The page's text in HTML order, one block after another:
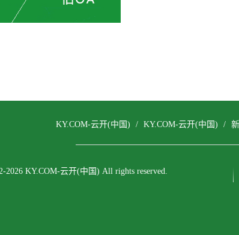
KY.COM-云开(中国) / KY.COM-云开(中国) /
2026 KY.COM-云开(中国) All rights reserved.